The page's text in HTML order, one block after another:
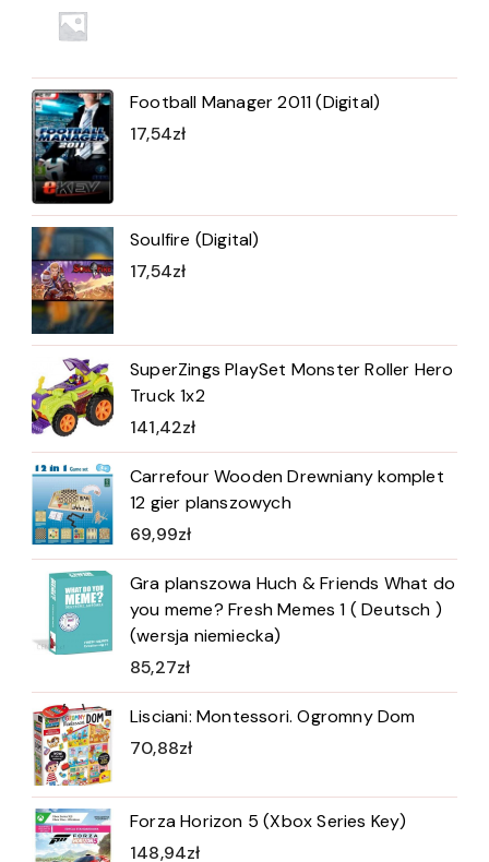
Football Manager 2011 (Digital)
17,54zł
Soulfire (Digital)
17,54zł
SuperZings PlaySet Monster Roller Hero
Truck 1x2
141,42zł
Carrefour Wooden Drewniany komplet
12 gier planszowych
69,99zł
Gra planszowa Huch & Friends What do
you meme? Fresh Memes 1 ( Deutsch )
(wersja niemiecka)
85,27zł
Lisciani: Montessori. Ogromny Dom
70,88zł
Forza Horizon 5 (Xbox Series Key)
148,94zł